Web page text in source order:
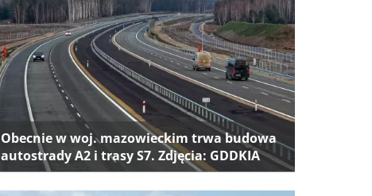
Obecnie w woj. mazowieckim trwa budowa
autostrady A2 i trasy S7. Zdjęcia: GDDKIA